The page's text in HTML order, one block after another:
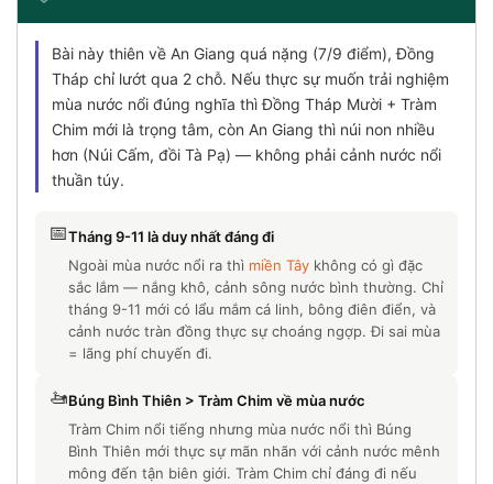
Bài này thiên về An Giang quá nặng (7/9 điểm), Đồng
Tháp chỉ lướt qua 2 chỗ. Nếu thực sự muốn trải nghiệm
mùa nước nổi đúng nghĩa thì Đồng Tháp Mười + Tràm
Chim mới là trọng tâm, còn An Giang thì núi non nhiều
hơn (Núi Cấm, đồi Tà Pạ) — không phải cảnh nước nổi
thuần túy.
📅Tháng 9-11 là duy nhất đáng đi
Ngoài mùa nước nổi ra thì miền Tây không có gì đặc
sắc lắm — nắng khô, cảnh sông nước bình thường. Chỉ
tháng 9-11 mới có lẩu mắm cá linh, bông điên điển, và
cảnh nước tràn đồng thực sự choáng ngợp. Đi sai mùa
= lãng phí chuyến đi.
🚤Búng Bình Thiên > Tràm Chim về mùa nước
Tràm Chim nổi tiếng nhưng mùa nước nổi thì Búng
Bình Thiên mới thực sự mãn nhãn với cảnh nước mênh
mông đến tận biên giới. Tràm Chim chỉ đáng đi nếu